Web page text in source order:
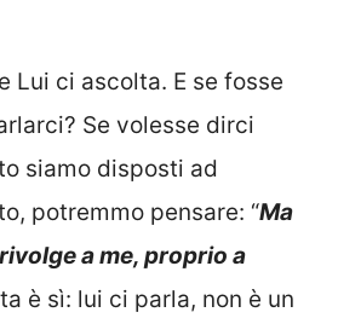
Lui ci ascolta. E se fosse
Se volesse dirci
siamo disposti ad
potremmo pensare: “Ma
a me, proprio a
è sì: lui ci parla, non è un